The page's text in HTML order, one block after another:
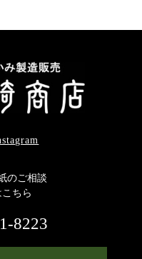
のご相談
ちら
8223